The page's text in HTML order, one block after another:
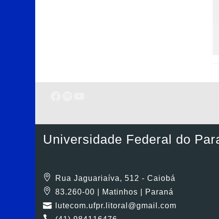
Universidade Federal do
Rua Jaguariaíva, 512 - Caiobá
83.260-00 | Matinhos | Paraná
lutecom.ufpr.litoral@gmail.com